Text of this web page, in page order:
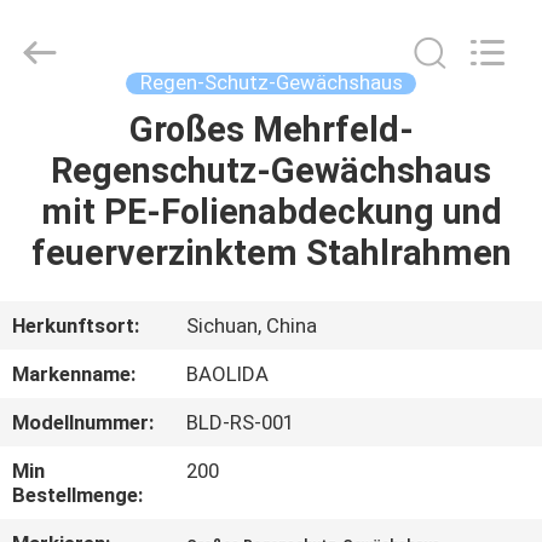
PRODUKTE
SHOW
UNS
Manufacturing
Regen-Schutz-Gewächshaus
Großes Mehrfeld-
Regenschutz-Gewächshaus
mit PE-Folienabdeckung und
feuerverzinktem Stahlrahmen
Herkunftsort:
Sichuan, China
Markenname:
BAOLIDA
Modellnummer:
BLD-RS-001
Min
Bestellmenge:
200